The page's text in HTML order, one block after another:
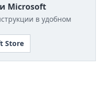
Microsoft
в удобном
Store